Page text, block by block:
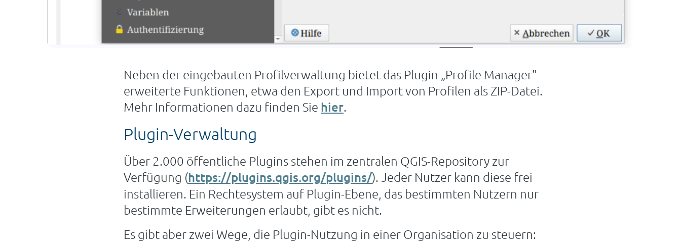
Neben der eingebauten Profilverwaltung bietet das Plugin „Profile Manager"
erweiterte Funktionen, etwa den Export und Import von Profilen als ZIP-Datei.
Mehr Informationen dazu finden Sie hier.
Plugin-Verwaltung
Über 2.000 öffentliche Plugins stehen im zentralen QGIS-Repository zur
Verfügung (https://plugins.qgis.org/plugins/). Jeder Nutzer kann diese frei
installieren. Ein Rechtesystem auf Plugin-Ebene, das bestimmten Nutzern nur
bestimmte Erweiterungen erlaubt, gibt es nicht.
Es gibt aber zwei Wege, die Plugin-Nutzung in einer Organisation zu steuern: